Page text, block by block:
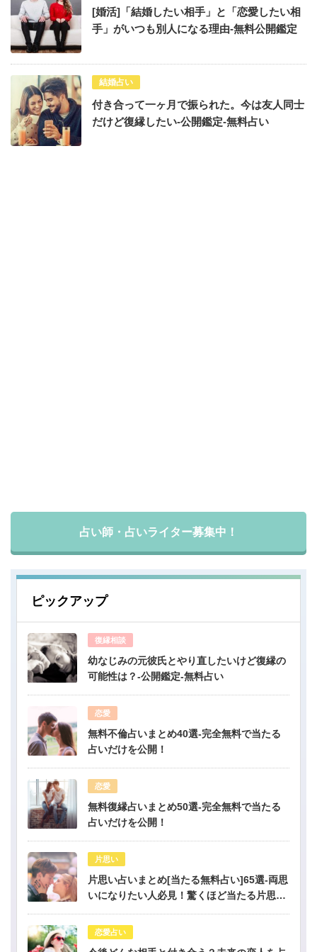
[婚活]「結婚したい相手」と「恋愛したい相
手」がいつも別人になる理由-無料公開鑑定
結婚占い
付き合って一ヶ月で振られた。今は友人同士
だけど復縁したい-公開鑑定-無料占い
占い師・占いライター募集中！
ピックアップ
復縁相談
幼なじみの元彼氏とやり直したいけど復縁の
可能性は？-公開鑑定-無料占い
恋愛
無料不倫占いまとめ40選-完全無料で当たる
占いだけを公開！
恋愛
無料復縁占いまとめ50選-完全無料で当たる
占いだけを公開！
片思い
片思い占いまとめ[当たる無料占い]65選-両思
いになりたい人必見！驚くほど当たる片思い
恋愛占い